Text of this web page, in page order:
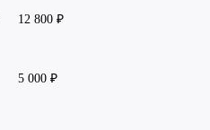
12 800 ₽
5 000 ₽